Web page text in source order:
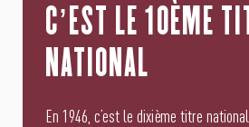
C’EST LE 10ÈME
NATIONAL
En 1946, c’est le dixième titre